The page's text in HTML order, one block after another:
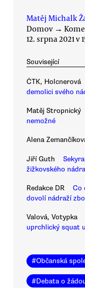
Matěj Michalk
Domov →
12. srpna 2021 v
Související
ČTK, Holcnerová
demolici svého
Matěj Stropnický
nemožné
Alena
Jiří Guth
žižkovského
Redakce DR
Co
dovolí nádraží
Valová, Votypka
uprchlický squat
#Občanská
#Debata o